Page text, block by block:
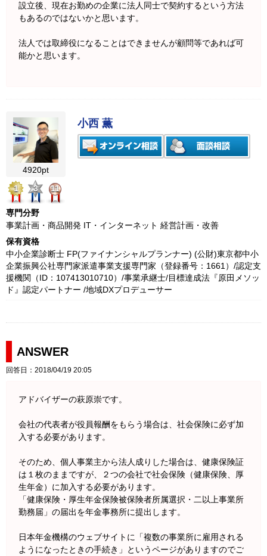
設立後、現在お勤めの企業に法人同士で契約するという方法
もあるのではないかと思います。
法人では取締役になることはできませんが顧問等であれば可
能かと思います。
4920pt
1
3 11
小西 薫
専門分野
事業計画・商品開発 IT・インターネット 経営計画・改善
保有資格
中小企業診断士 FP(ファイナンシャルプランナー) (公財)東京都中小
企業振興公社専門家派遣事業支援専門家（登録番号：1661）/認定支
援機関（ID：107413010710）/事業承継士/目標達成法『原田メソッ
ド』認定パートナー /地域DXプロデューサー
ANSWER
回答日：2018/04/19 20:05
アドバイザーの萩原崇です。
会社の代表者が役員報酬をもらう場合は、社会保険に必ず加
入する必要があります。
そのため、個人事業主から法人成りした場合は、健康保険証
は１枚のままですが、２つの会社で社会保険（健康保険、厚
生年金）に加入する必要があります。
「健康保険・厚生年金保険被保険者所属選択・二以上事業所
勤務届」の届出を年金事務所に提出します。
日本年金機構のウェブサイトに「複数の事業所に雇用される
ようになったときの手続き」というページがありますのでご